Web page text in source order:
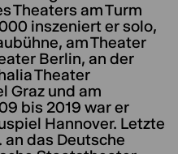
Theaters am Turm
inszeniert er solo,
am Theater
Berlin, an der
Theater
Graz und am
bis 2019 war er
Hannover. Letzte
das Deutsche